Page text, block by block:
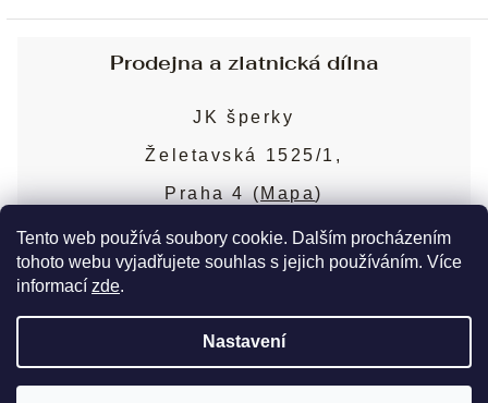
Tento web používá soubory cookie. Dalším procházením
tohoto webu vyjadřujete souhlas s jejich používáním. Více
informací zde.
Nastavení
Sjednání osobní schůzky
Obchodní podmínky
Puncovní značky
Blog
Nejčastější dotazy
Prodejna a zlatnická dílna
JK šperky
Želetavská 1525/1,
Praha 4 (Mapa)
Více o prodejně
Copyright 2026JK šperky. Všechna práva
Upravit nastavení cookies